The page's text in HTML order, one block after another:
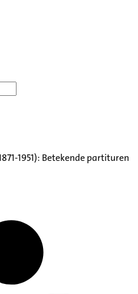
1951): Betekende partituren